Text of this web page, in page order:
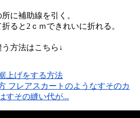
に補助線を引く。
ると2ｃｍできれいに折れる。
方法はこちら↓
上げをする方法
フレアスカートのようなすそのカ
すその縫い代が...